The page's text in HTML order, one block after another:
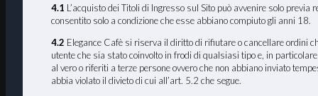
4.1 L’acquisto dei Titoli di Ingresso sul Sito può avvenire solo
consentito solo a condizione che esse abbiano compiuto gli anni 18.
4.2 Elegance Cafè si riserva il diritto di rifiutare o cancellare ordini
utente che sia stato coinvolto in frodi di qualsiasi tipo e, in
al vero o riferiti a terze persone ovvero che non abbiano inviato
abbia violato il divieto di cui all’art. 5.2 che segue.